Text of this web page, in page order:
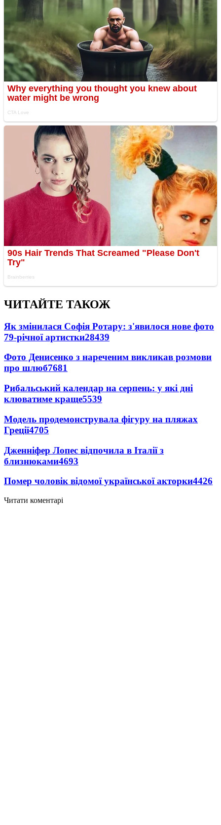
ЧИТАЙТЕ ТАКОЖ
Як змінилася Софія Ротару: з'явилося нове фото
79-річної артистки28439
Фото Денисенко з нареченим викликав розмови
про шлюб7681
Рибальський календар на серпень: у які дні
клюватиме краще5539
Модель продемонструвала фігуру на пляжах
Греції4705
Дженніфер Лопес відпочила в Італії з
близнюками4693
Помер чоловік відомої української акторки4426
Читати коментарі